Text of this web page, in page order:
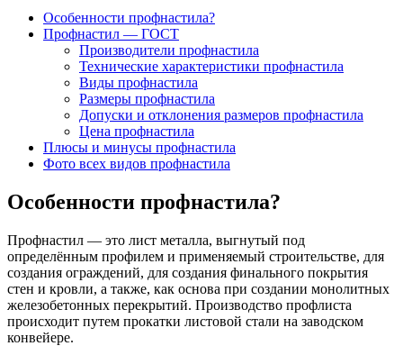
Особенности профнастила?
Профнастил — ГОСТ
Производители профнастила
Технические характеристики профнастила
Виды профнастила
Размеры профнастила
Допуски и отклонения размеров профнастила
Цена профнастила
Плюсы и минусы профнастила
Фото всех видов профнастила
Особенности профнастила?
Профнастил — это лист металла, выгнутый под
определённым профилем и применяемый строительстве, для
создания ограждений, для создания финального покрытия
стен и кровли, а также, как основа при создании монолитных
железобетонных перекрытий. Производство профлиста
происходит путем прокатки листовой стали на заводском
конвейере.